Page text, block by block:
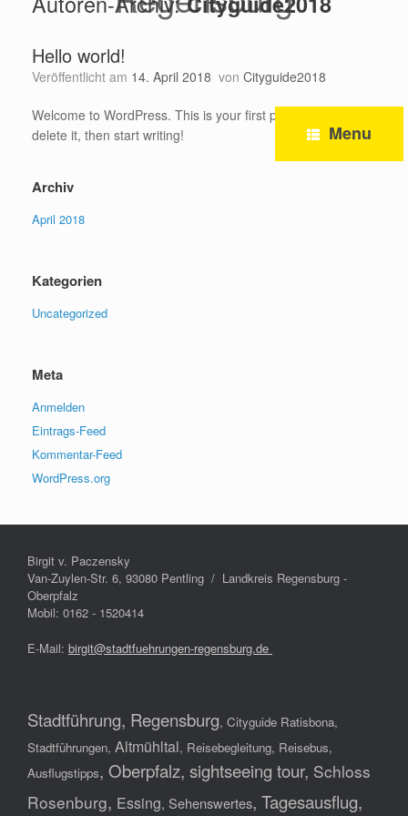
Menu
Hello world!
Veröffentlicht am 14. April 2018 von Cityguide2018
Welcome to WordPress. This is your first post. Edit or
delete it, then start writing!
Archiv
April 2018
Kategorien
Uncategorized
Meta
Anmelden
Eintrags-Feed
Kommentar-Feed
WordPress.org
Birgit v. Paczensky
Van-Zuylen-Str. 6, 93080 Pentling / Landkreis Regensburg -
Oberpfalz
Mobil: 0162 - 1520414
E-Mail: birgit@stadtfuehrungen-regensburg.de
Stadtführung, Regensburg, Cityguide Ratisbona,
Stadtführungen, Altmühltal, Reisebegleitung, Reisebus,
Ausflugstipps, Oberpfalz, sightseeing tour, Schloss
Rosenburg, Essing, Sehenswertes, Tagesausflug,